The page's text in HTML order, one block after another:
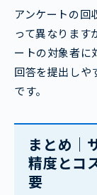
アンケートの回
って異なります
ートの対象者に
回答を提出しや
です。
まとめ｜
精度とコ
要